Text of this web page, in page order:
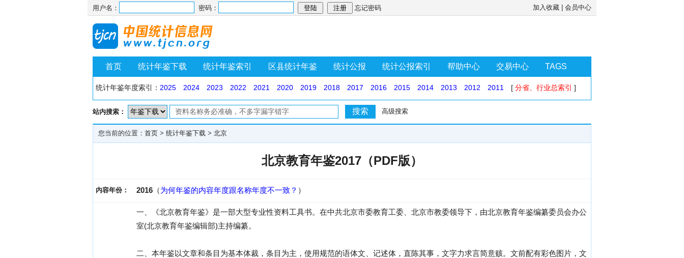
用户名： 密码： 忘记密码 加入收藏 会员中心
首页 统计年鉴下载 统计年鉴索引 区县统计年鉴 统计公报 统计公报索引 帮助中心 交易中心 TAGS
统计年鉴年度索引： 2025 2024 2023 2022 2021 2020 2019 2018 2017 2016 2015 2014 2013 2012 2011 [ 分省、行业总索引 ]
站内搜索： 高级搜索
您当前的位置： 首页 > 统计年鉴下载 > 北京
北京教育年鉴2017（PDF版）
内容年份： 2016 （为何年鉴的内容年度跟名称年度不一致？ ）
一、《北京教育年鉴》是一部大型专业性资料工具书。在中共北京市委教育工委、北京市教委领导下，由北京教育年鉴编纂委员会办公
室(北京教育年鉴编辑部)主持编纂。
二、本年鉴以文章和条目为基本体裁，条目为主，使用规范的语体文、记述体，直陈其事，文字力求言简意赅。文前配有彩色图片，文